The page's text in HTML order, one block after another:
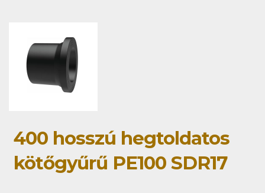
400 hosszú hegtoldatos
kötőgyűrű PE100 SDR17